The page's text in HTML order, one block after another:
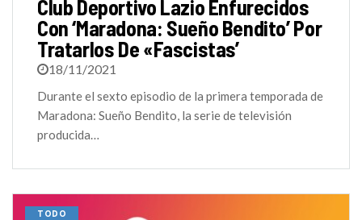
Club Deportivo Lazio Enfurecidos
Con ‘Maradona: Sueño Bendito’ Por
Tratarlos De «fascistas’
18/11/2021
Durante el sexto episodio de la primera temporada de
Maradona: Sueño Bendito, la serie de televisión
producida…
TODO